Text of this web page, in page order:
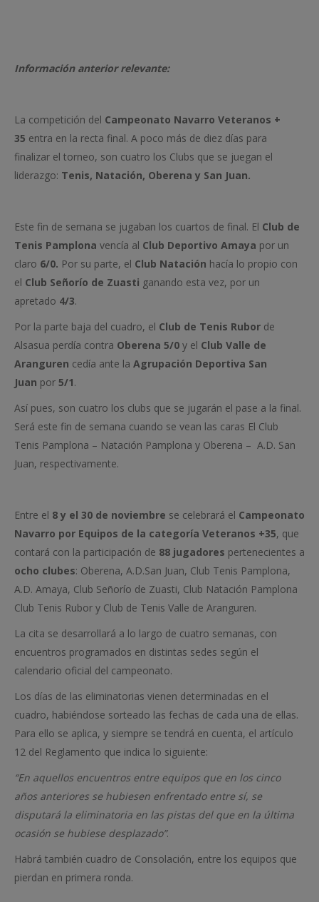
Información anterior relevante:
La competición del Campeonato Navarro Veteranos +
35 entra en la recta final. A poco más de diez días para
finalizar el torneo, son cuatro los Clubs que se juegan el
liderazgo: Tenis, Natación, Oberena y San Juan.
Este fin de semana se jugaban los cuartos de final. El Club de
Tenis Pamplona vencía al Club Deportivo Amaya por un
claro 6/0. Por su parte, el Club Natación hacía lo propio con
el Club Señorío de Zuasti ganando esta vez, por un
apretado 4/3.
Por la parte baja del cuadro, el Club de Tenis Rubor de
Alsasua perdía contra Oberena 5/0 y el Club Valle de
Aranguren cedía ante la Agrupación Deportiva San
Juan por 5/1.
Así pues, son cuatro los clubs que se jugarán el pase a la final.
Será este fin de semana cuando se vean las caras El Club
Tenis Pamplona – Natación Pamplona y Oberena – A.D. San
Juan, respectivamente.
Entre el 8 y el 30 de noviembre se celebrará el Campeonato
Navarro por Equipos de la categoría Veteranos +35, que
contará con la participación de 88 jugadores pertenecientes a
ocho clubes: Oberena, A.D.San Juan, Club Tenis Pamplona,
A.D. Amaya, Club Señorío de Zuasti, Club Natación Pamplona
Club Tenis Rubor y Club de Tenis Valle de Aranguren.
La cita se desarrollará a lo largo de cuatro semanas, con
encuentros programados en distintas sedes según el
calendario oficial del campeonato.
Los días de las eliminatorias vienen determinadas en el
cuadro, habiéndose sorteado las fechas de cada una de ellas.
Para ello se aplica, y siempre se tendrá en cuenta, el artículo
12 del Reglamento que indica lo siguiente:
“En aquellos encuentros entre equipos que en los cinco
años anteriores se hubiesen enfrentado entre sí, se
disputará la eliminatoria en las pistas del que en la última
ocasión se hubiese desplazado”.
Habrá también cuadro de Consolación, entre los equipos que
pierdan en primera ronda.